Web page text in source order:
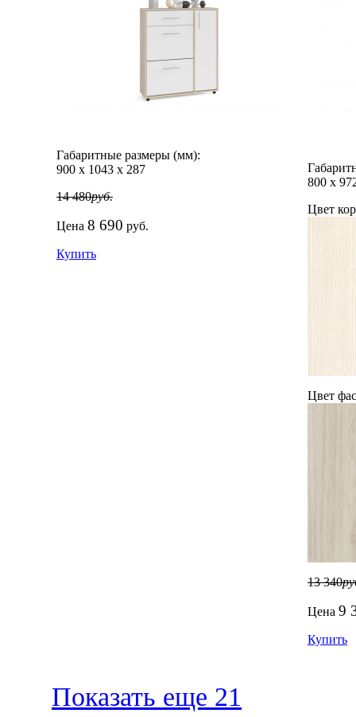
Габаритные размеры (мм):
900 х 1043 х 287
14 480руб.
Цена 8 690 руб.
Купить
800 х
Цвет
Цвет
13 340
Цена 9
Купить
Показать еще 21